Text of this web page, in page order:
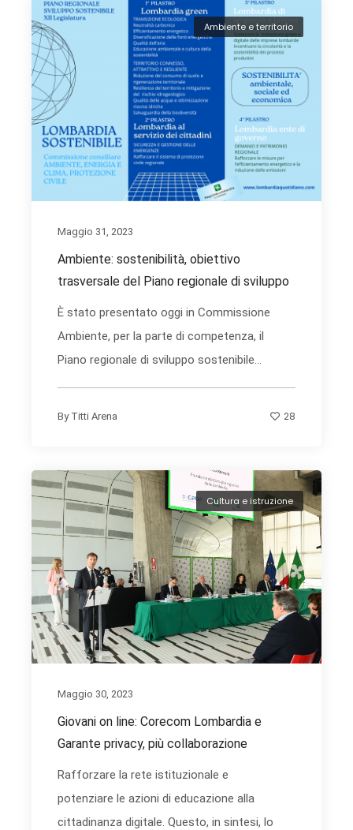
Ambiente e territorio
Maggio 31, 2023
Ambiente: sostenibilità, obiettivo
trasversale del Piano regionale di sviluppo
È stato presentato oggi in Commissione
Ambiente, per la parte di competenza, il
Piano regionale di sviluppo sostenibile...
By Titti Arena 28
Cultura e istruzione
Maggio 30, 2023
Giovani on line: Corecom Lombardia e
Garante privacy, più collaborazione
Rafforzare la rete istituzionale e
potenziare le azioni di educazione alla
cittadinanza digitale. Questo, in sintesi, lo